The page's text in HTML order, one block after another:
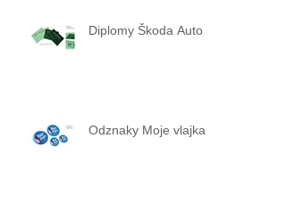
Diplomy Škoda Auto
Odznaky Moje vlajka